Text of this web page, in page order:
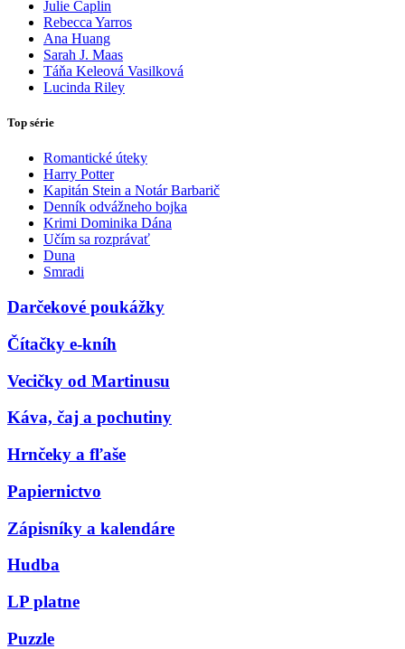
Julie Caplin
Rebecca Yarros
Ana Huang
Sarah J. Maas
Táňa Keleová Vasilková
Lucinda Riley
Top série
Romantické úteky
Harry Potter
Kapitán Stein a Notár Barbarič
Denník odvážneho bojka
Krimi Dominika Dána
Učím sa rozprávať
Duna
Smradi
Darčekové poukážky
Čítačky e-kníh
Vecičky od Martinusu
Káva, čaj a pochutiny
Hrnčeky a fľaše
Papiernictvo
Zápisníky a kalendáre
Hudba
LP platne
Puzzle